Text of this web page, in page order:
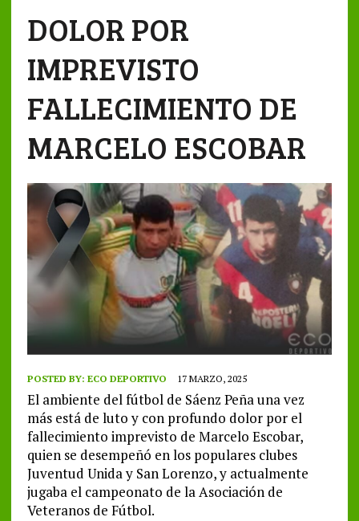
DOLOR POR
IMPREVISTO
FALLECIMIENTO DE
MARCELO ESCOBAR
POSTED BY: ECO DEPORTIVO 17 MARZO, 2025
El ambiente del fútbol de Sáenz Peña una vez
más está de luto y con profundo dolor por el
fallecimiento imprevisto de Marcelo Escobar,
quien se desempeñó en los populares clubes
Juventud Unida y San Lorenzo, y actualmente
jugaba el campeonato de la Asociación de
Veteranos de Fútbol.